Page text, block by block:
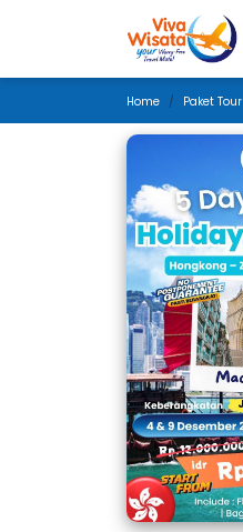
Home Paket Tour